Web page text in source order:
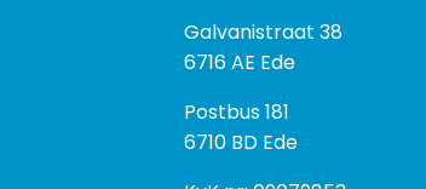
B
e
o
e
k
Galvanistraat 38
6716 AE Ede
P
o
Postbus 181
6710 BD Ede